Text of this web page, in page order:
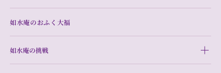
如水庵のおふく大福
如水庵の挑戦